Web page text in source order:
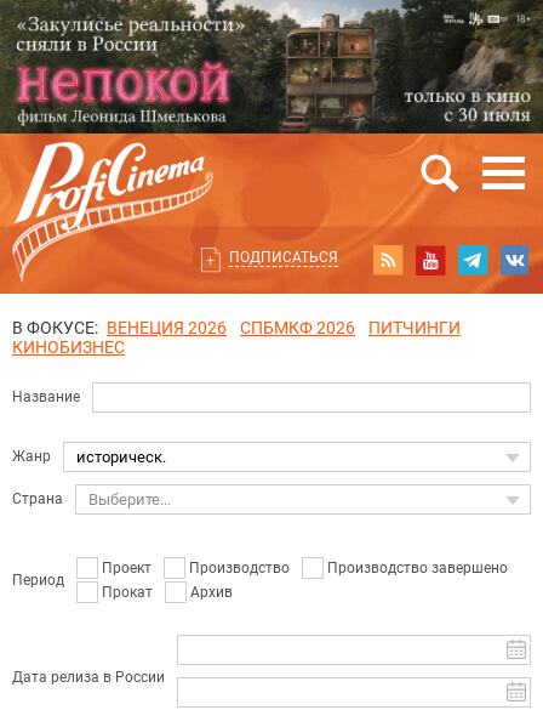
ПОДПИСАТЬСЯ
В ФОКУСЕ: ВЕНЕЦИЯ 2026 СПБМКФ 2026
ПИТЧИНГИ
КИНОБИЗНЕС
Название
Жанр историческ.
Страна Выберите...
Период
Проект Производство
Производство завершено
Прокат
Архив
Дата релиза в России